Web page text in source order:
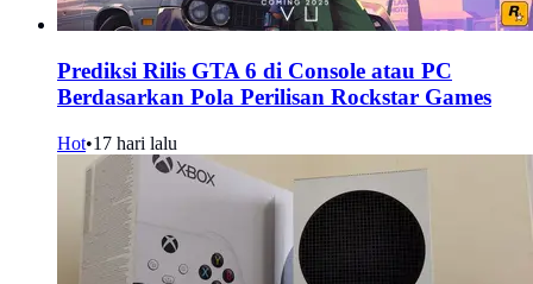
Prediksi Rilis GTA 6 di Console atau PC
Berdasarkan Pola Perilisan Rockstar Games
Hot•17 hari lalu